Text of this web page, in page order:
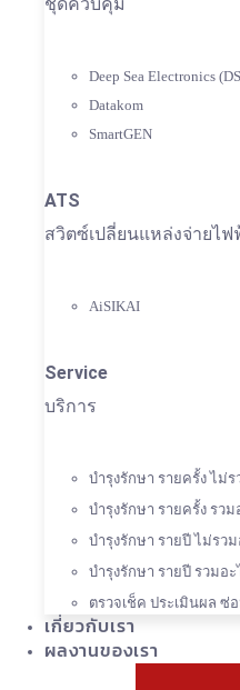
Deep Sea Electronics
Datakom
SmartGEN
ATS
สวิตซ์เปลี่ยนแหล่งจ่ายไ
AiSIKAI
Service
บริการ
บำรุงรักษา รายครั้ง ไม่
บำรุงรักษา รายครั้ง รวม
บำรุงรักษา รายปี ไม่รว
บำรุงรักษา รายปี รวมอ
ตรวจเช็ค ประเมินผล ซ่
เกี่ยวกับเรา
ผลงานของเรา